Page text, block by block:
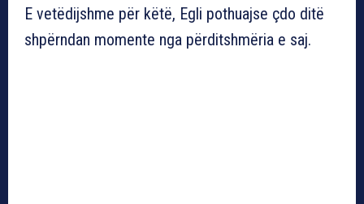
E vetëdijshme për këtë, Egli pothuajse çdo ditë
shpërndan momente nga përditshmëria e saj.